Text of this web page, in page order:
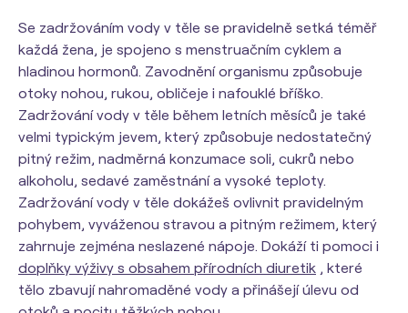
Se zadržováním vody v těle se pravidelně setká téměř
každá žena, je spojeno s menstruačním cyklem a
hladinou hormonů. Zavodnění organismu způsobuje
otoky nohou, rukou, obličeje i nafouklé bříško.
Zadržování vody v těle během letních měsíců je také
velmi typickým jevem, který způsobuje nedostatečný
pitný režim, nadměrná konzumace soli, cukrů nebo
alkoholu, sedavé zaměstnání a vysoké teploty.
Zadržování vody v těle dokážeš ovlivnit pravidelným
pohybem, vyváženou stravou a pitným režimem, který
zahrnuje zejména neslazené nápoje. Dokáží ti pomoci i
doplňky výživy s obsahem přírodních diuretik , které
tělo zbavují nahromaděné vody a přinášejí úlevu od